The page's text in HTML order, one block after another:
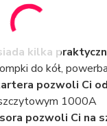
kilka
do kół,
pozwoli Ci
1000A
pozwoli Ci na